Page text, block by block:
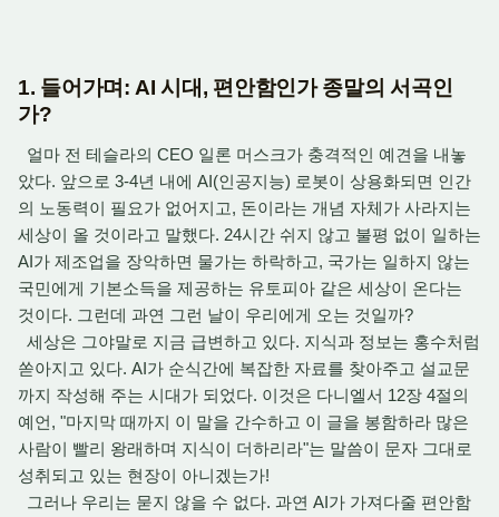
1. 들어가며: AI 시대, 편안함인가 종말의 서곡인
가?
얼마 전 테슬라의 CEO 일론 머스크가 충격적인 예견을 내놓
았다. 앞으로 3-4년 내에 AI(인공지능) 로봇이 상용화되면 인간
의 노동력이 필요가 없어지고, 돈이라는 개념 자체가 사라지는
세상이 올 것이라고 말했다. 24시간 쉬지 않고 불평 없이 일하는
AI가 제조업을 장악하면 물가는 하락하고, 국가는 일하지 않는
국민에게 기본소득을 제공하는 유토피아 같은 세상이 온다는
것이다. 그런데 과연 그런 날이 우리에게 오는 것일까?
세상은 그야말로 지금 급변하고 있다. 지식과 정보는 홍수처럼
쏟아지고 있다. AI가 순식간에 복잡한 자료를 찾아주고 설교문
까지 작성해 주는 시대가 되었다. 이것은 다니엘서 12장 4절의
예언, "마지막 때까지 이 말을 간수하고 이 글을 봉함하라 많은
사람이 빨리 왕래하며 지식이 더하리라"는 말씀이 문자 그대로
성취되고 있는 현장이 아니겠는가!
그러나 우리는 묻지 않을 수 없다. 과연 AI가 가져다줄 편안함